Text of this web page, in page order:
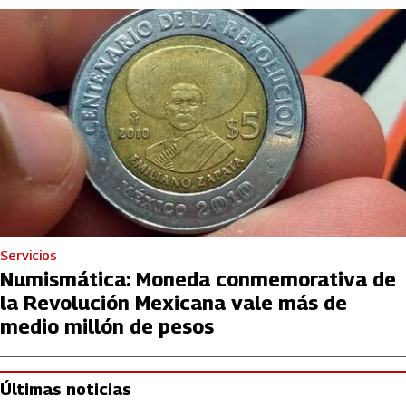
Servicios
Numismática: Moneda conmemorativa de
la Revolución Mexicana vale más de
medio millón de pesos
Últimas noticias